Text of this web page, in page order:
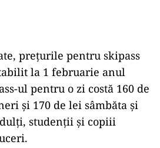
preţurile pentru skipass
la 1 februarie anul
ul pentru o zi costă 160 de
şi 170 de lei sâmbăta şi
studenţii şi copiii